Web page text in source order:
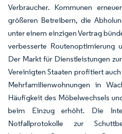
Verbraucher. Kommunen
größeren Betreibern, die
unter einem einzigen Vertrag
verbesserte Routenoptimierung
Der Markt für Dienstleistungen
Vereinigten Staaten profitiert
Mehrfamilienwohnungen in
Häufigkeit des Möbelwechsels
beim Einzug erhöht. Die
Notfallprotokolle zur